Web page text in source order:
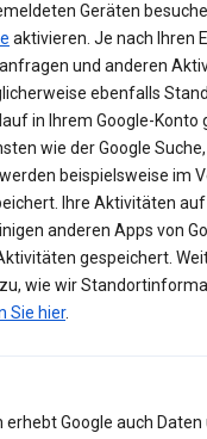
Geräten
aktivieren. Je nach Ihren
und anderen
ebenfalls
in Ihrem Google-Konto
wie der Google
beispielsweise im
Ihre Aktivitäten
anderen Apps von
gespeichert.
wie wir
Sie hier.
erhebt Google auch Daten